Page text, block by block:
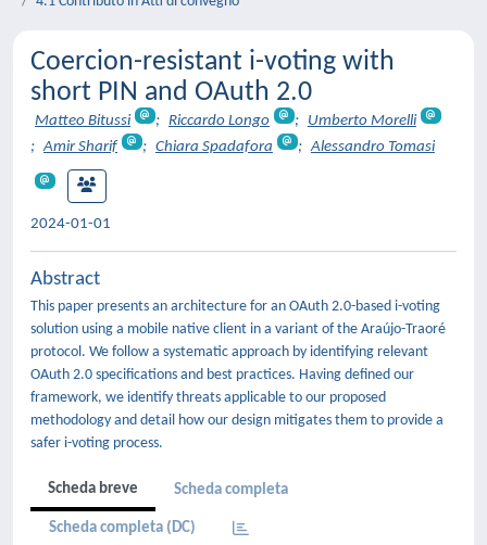
Coercion-resistant i-voting with
short PIN and OAuth 2.0
Matteo Bitussi ; Riccardo Longo ;
Umberto Morelli
; Amir Sharif ; Chiara Spadafora ; Alessandro Tomasi
2024-01-01
Abstract
This paper presents an architecture for an OAuth 2.0-based i-voting
solution using a mobile native client in a variant of the Araújo-Traoré
protocol. We follow a systematic approach by identifying relevant
OAuth 2.0 specifications and best practices. Having defined our
framework, we identify threats applicable to our proposed
methodology and detail how our design mitigates them to provide a
safer i-voting process.
Scheda breve Scheda completa
Scheda completa (DC)